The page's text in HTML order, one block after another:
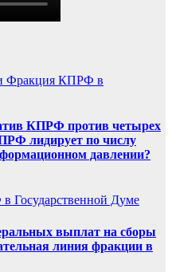
Фракция КПРФ в
КПРФ против четырех
лидирует по числу
давлении?
Государственной Думе
выплат на сборы
линия фракции в